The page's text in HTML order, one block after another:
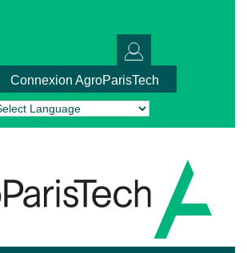
Connexion AgroParisTech
by Translate